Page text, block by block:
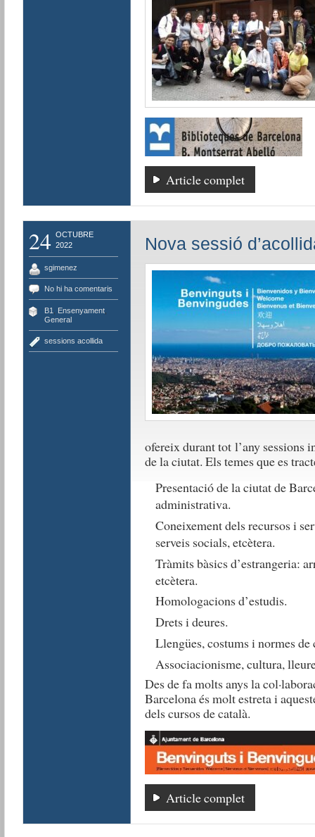
Article complet
24 OCTUBRE
2022
sgimenez
No hi ha comentaris
B1 Ensenyament,
General
sessions acollida
Nova sessió
ofereix durant tot l’any sessions
de la ciutat. Els temes que es
Presentació de la ciutat de
administrativa.
Coneixement dels recursos i
serveis socials, etcètera.
Tràmits bàsics d’estrangeria:
etcètera.
Homologacions d’estudis.
Drets i deures.
Llengües, costums i normes de
Associacionisme, cultura,
Des de fa molts anys la
Barcelona és molt estreta i
dels cursos de català.
Article complet